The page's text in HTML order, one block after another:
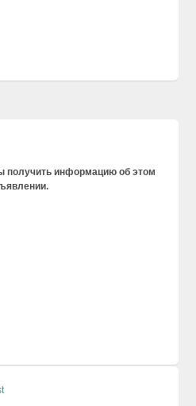
получить информацию об этом